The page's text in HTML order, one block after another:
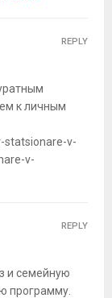
к личным
statsionare-v-
v-
REPLY
и семейную
программу.
REPLY